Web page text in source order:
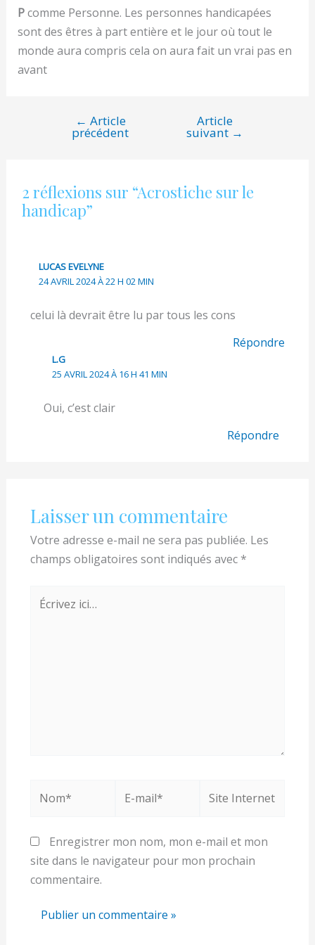
Pcomme Personne. Les personnes handicapées
sont des êtres à part entière et le jour où tout le
monde aura compris cela on aura fait un vrai pas en
avant
Navigation
← Article
précédent
Article
suivant →
2 réflexions sur “Acrostiche sur le
handicap”
LUCAS EVELYNE
24 AVRIL 2024 À 22 H 02 MIN
celui là devrait être lu par tous les cons
Répondre
L.G
25 AVRIL 2024 À 16 H 41 MIN
Oui, c’est clair
Répondre
Laisser un commentaire
Votre adresse e-mail ne sera pas publiée. Les
champs obligatoires sont indiqués avec *
Écrivez
ici…
mail*
Internet
Enregistrer mon nom, mon e-mail et mon
site dans le navigateur pour mon prochain
commentaire.